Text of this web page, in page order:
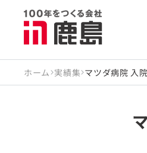
ホーム 実績集 マツダ病院 入